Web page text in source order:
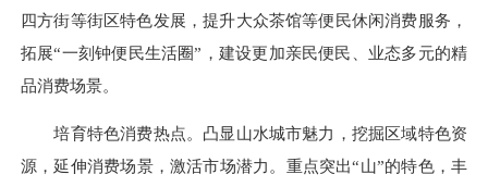
四方街等街区特色发展，提升大众茶馆等便民休闲消费服务，
拓展“一刻钟便民生活圈”，建设更加亲民便民、业态多元的精
品消费场景。
培育特色消费热点。凸显山水城市魅力，挖掘区域特色资
源，延伸消费场景，激活市场潜力。重点突出“山”的特色，丰